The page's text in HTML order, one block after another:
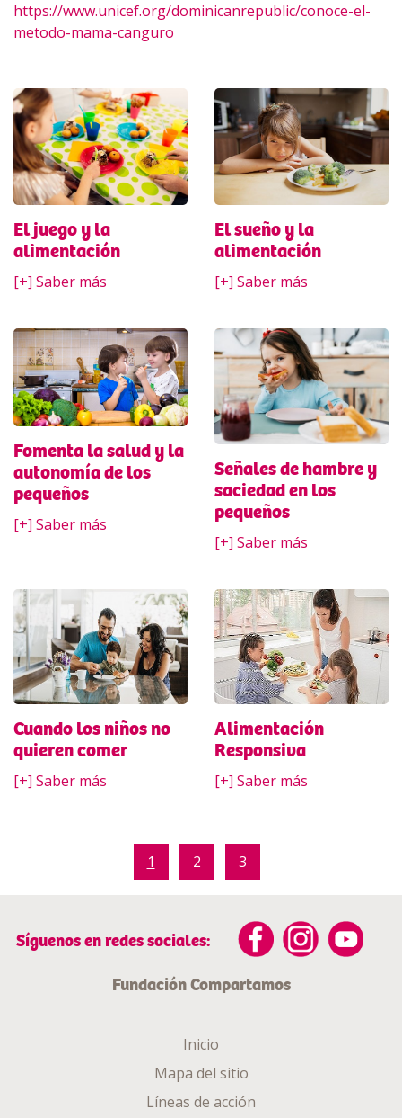
https://www.unicef.org/dominicanrepublic/conoce-el-
metodo-mama-canguro
El juego y la
alimentación
[+] Saber más
El sueño y la
alimentación
[+] Saber más
Fomenta la salud y la
autonomía de los
pequeños
[+] Saber más
Señales de hambre y
saciedad en los
pequeños
[+] Saber más
Cuando los niños no
quieren comer
[+] Saber más
Alimentación
Responsiva
[+] Saber más
1 2 3
Síguenos en redes sociales:
Fundación Compartamos
Inicio
Mapa del sitio
Líneas de acción